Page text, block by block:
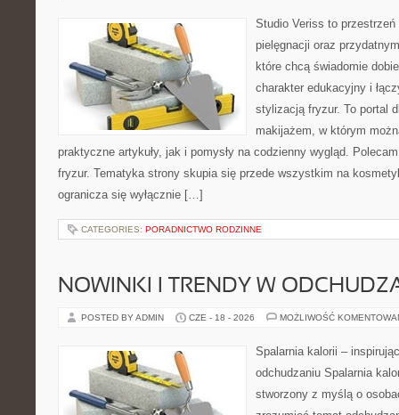
Studio Veriss to
pielęgnacji oraz
które chcą świadomie
charakter edukacyjny i
stylizacją fryzur. To portal
makijażem, w którym
praktyczne artykuły, jak i pomysły na codzienny wygląd.
fryzur. Tematyka strony skupia się przede wszystkim na
ogranicza się wyłącznie […]
CATEGORIES: PORADNICTWO RODZINNE
NOWINKI I TRENDY W
POSTED BY ADMIN CZE - 18 - 2026 MOŻLIWOŚĆ
Spalarnia kalorii –
odchudzaniu Spalarnia
stworzony z myślą o